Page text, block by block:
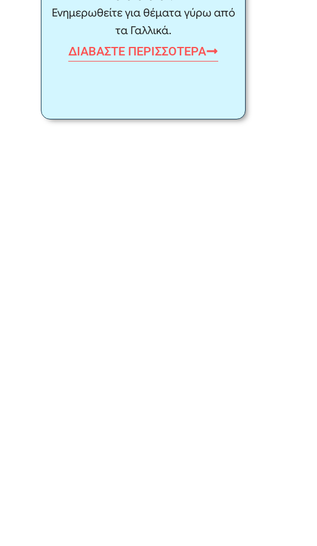
Ενημερωθείτε για θέματα γύρω από
τα Γαλλικά.
ΔΙΑΒΆΣΤΕ ΠΕΡΙΣΣΌΤΕΡΑ